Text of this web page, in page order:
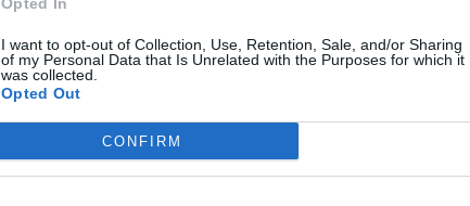
I want to opt-out of Collection, Use, Retention, Sale, and/or Sharing
of my Personal Data that Is Unrelated with the Purposes for which it
was collected.
Opted Out
CONFIRM